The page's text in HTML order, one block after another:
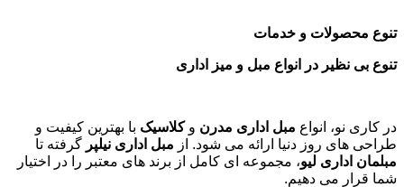
تنوع محصولات و خدمات
تنوع بی نظیر در انواع مبل و میز اداری
در کاری نو، انواع مبل اداری مدرن وکلاسیک با بهترین کیفیت و
طراحی های روز دنیا ارائه می شود. از مبل اداری نیلپر گرفته تا
مبلمان اداری لیو، مجموعه ای کامل از برند های معتبر را در اختیار
شما قرار می دهیم.